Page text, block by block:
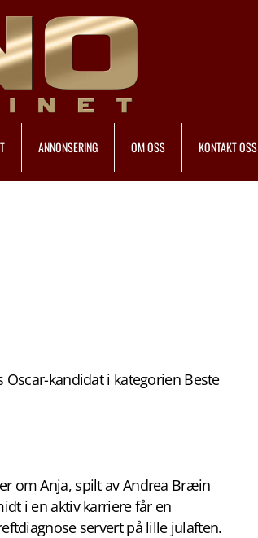
ANNONSERING OM OSS KONTAKT OSS
Oscar-kandidat i kategorien Beste
om Anja, spilt av Andrea Bræin
i en aktiv karriere får en
servert på lille julaften.